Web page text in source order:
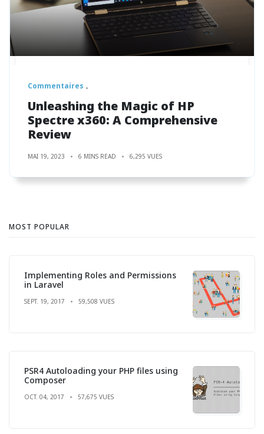
Commentaires
Unleashing the Magic of HP
Spectre x360: A Comprehensive
Review
MAI 19, 2023 6 MINS READ 6,295 VUES
MOST POPULAR
Implementing Roles and Permissions
in Laravel
SEPT. 19, 2017 59,508 VUES
PSR4 Autoloading your PHP files using
Composer
OCT. 04, 2017 57,675 VUES